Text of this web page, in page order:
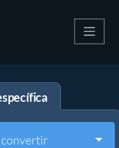
convertir